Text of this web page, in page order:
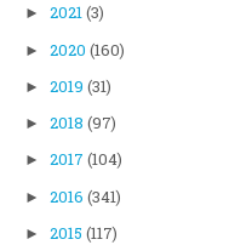
► 2021(3)
► 2020 (160)
► 2019 (31)
► 2018 (97)
► 2017 (104)
► 2016 (341)
► 2015 (117)